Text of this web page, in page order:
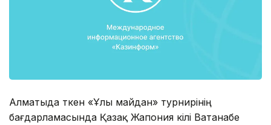
Алматыда өткен «Ұлы майдан» турнирінің
бағдарламасында Қазақ Жапония өкілі Ватанабе